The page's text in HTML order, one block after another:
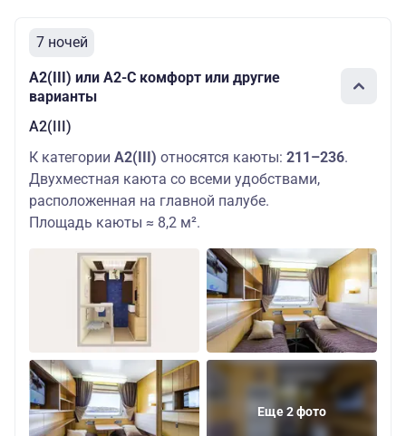
7 ночей
А2(III) или А2-С комфорт или другие
варианты
А2(III)
К категории А2(III) относятся каюты: 211–236.
Двухместная каюта со всеми удобствами,
расположенная на главной палубе.
Площадь каюты ≈ 8,2 м².
Еще 2 фото